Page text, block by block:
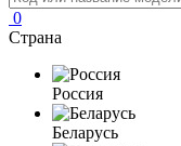
0
Страна
Россия
Беларусь